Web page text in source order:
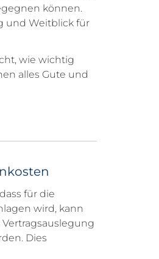
können.
und Weitblick für
wie wichtig
alles Gute und
für die
wird, kann
Dies